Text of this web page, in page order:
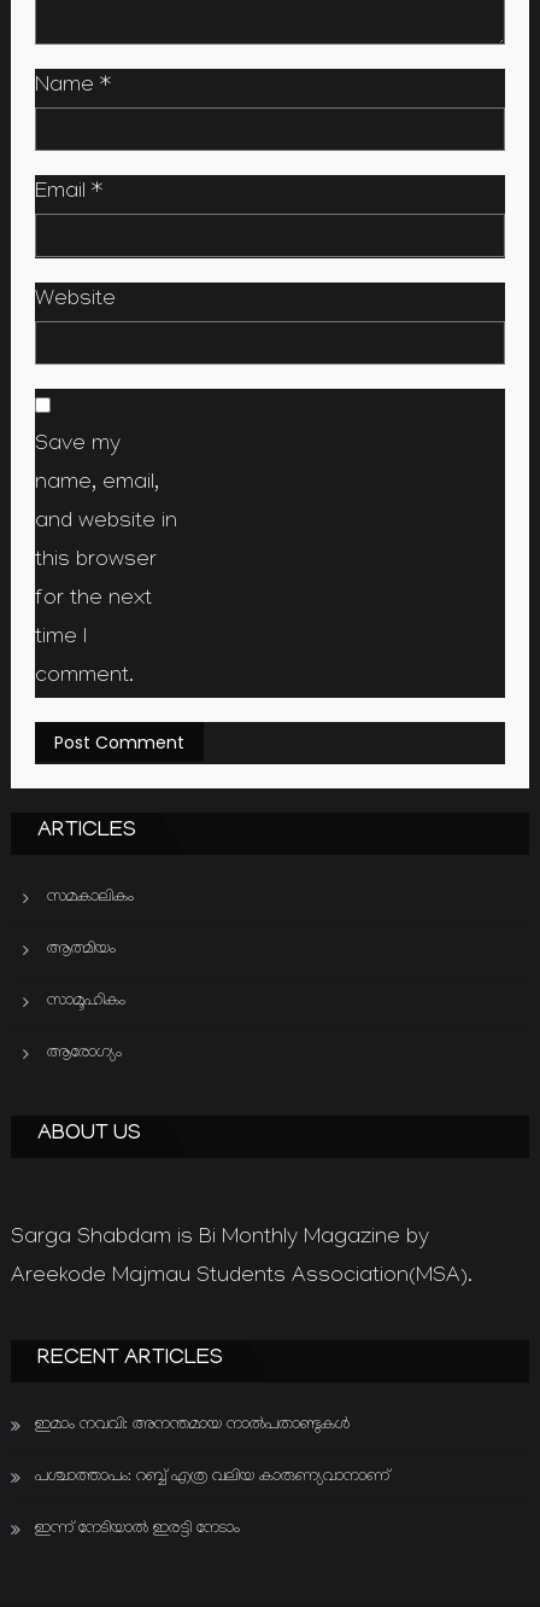
Name *
Email *
Website
Save my
name, email,
and website in
this browser
for the next
time I
comment.
ARTICLES
സമകാലികം
ആത്മിയം
സാമൂഹികം
ആരോഗ്യം
ABOUT US
Sarga Shabdam is Bi Monthly Magazine by
Areekode Majmau Students Association(MSA).
RECENT ARTICLES
ഇമാം നവവി: അനന്തമായ നാൽപതാണ്ടുകൾ
പശ്ചാത്താപം: റബ്ബ് എത്ര വലിയ കാരുണ്യവാനാണ്
ഇന്ന് നേടിയാൽ ഇരട്ടി നേടാം